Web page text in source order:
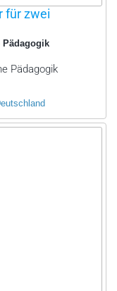
für zwei
Pädagogik
Pädagogik